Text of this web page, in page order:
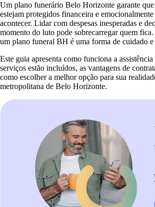
Um plano funerário Belo Horizonte garante
estejam protegidos financeira e
acontecer. Lidar com despesas inesperadas e
momento do luto pode sobrecarregar quem
um plano funeral BH é uma forma de cuidado e
Este guia apresenta como funciona a
serviços estão incluídos, as vantagens de
como escolher a melhor opção para sua
metropolitana de Belo Horizonte.